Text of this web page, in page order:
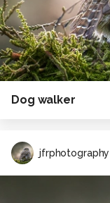
Dog walker
jfrphotography